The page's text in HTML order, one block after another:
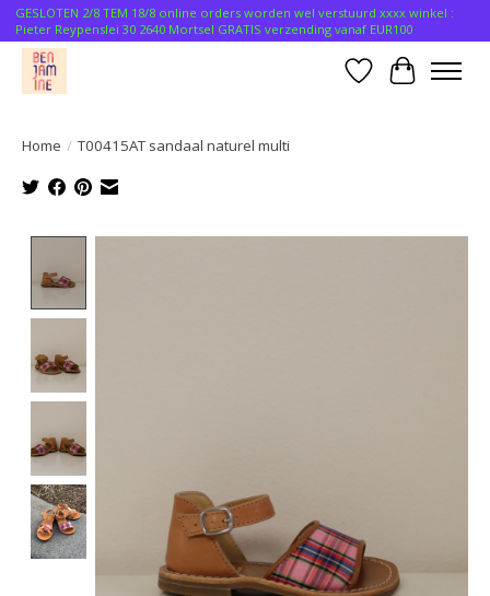
GESLOTEN 2/8 TEM 18/8 online orders worden wel verstuurd xxxx winkel :
Pieter Reypenslei 30 2640 Mortsel GRATIS verzending vanaf EUR100
Verlanglijst
Home / T00415AT sandaal naturel multi